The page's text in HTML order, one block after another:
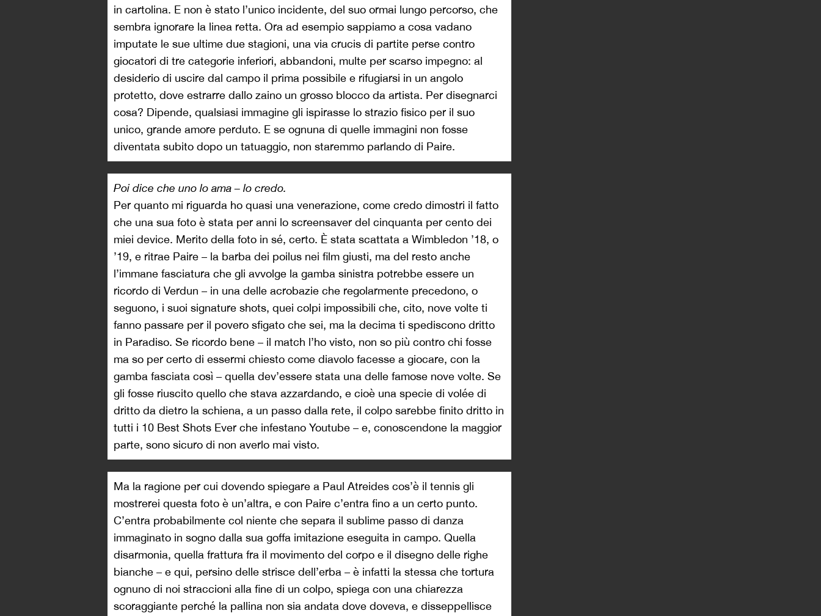
in cartolina. E non è stato l’unico incidente, del suo ormai lungo percorso, che
sembra ignorare la linea retta. Ora ad esempio sappiamo a cosa vadano
imputate le sue ultime due stagioni, una via crucis di partite perse contro
giocatori di tre categorie inferiori, abbandoni, multe per scarso impegno: al
desiderio di uscire dal campo il prima possibile e rifugiarsi in un angolo
protetto, dove estrarre dallo zaino un grosso blocco da artista. Per disegnarci
cosa? Dipende, qualsiasi immagine gli ispirasse lo strazio fisico per il suo
unico, grande amore perduto. E se ognuna di quelle immagini non fosse
diventata subito dopo un tatuaggio, non staremmo parlando di Paire.
Poi dice che uno lo ama – lo credo.
Per quanto mi riguarda ho quasi una venerazione, come credo dimostri il fatto
che una sua foto è stata per anni lo screensaver del cinquanta per cento dei
miei device. Merito della foto in sé, certo. È stata scattata a Wimbledon ’18, o
’19, e ritrae Paire – la barba dei poilus nei film giusti, ma del resto anche
l’immane fasciatura che gli avvolge la gamba sinistra potrebbe essere un
ricordo di Verdun – in una delle acrobazie che regolarmente precedono, o
seguono, i suoi signature shots, quei colpi impossibili che, cito, nove volte ti
fanno passare per il povero sfigato che sei, ma la decima ti spediscono dritto
in Paradiso. Se ricordo bene – il match l’ho visto, non so più contro chi fosse
ma so per certo di essermi chiesto come diavolo facesse a giocare, con la
gamba fasciata così – quella dev’essere stata una delle famose nove volte. Se
gli fosse riuscito quello che stava azzardando, e cioè una specie di volée di
dritto da dietro la schiena, a un passo dalla rete, il colpo sarebbe finito dritto in
tutti i 10 Best Shots Ever che infestano Youtube – e, conoscendone la maggior
parte, sono sicuro di non averlo mai visto.
Ma la ragione per cui dovendo spiegare a Paul Atreides cos’è il tennis gli
mostrerei questa foto è un’altra, e con Paire c’entra fino a un certo punto.
C’entra probabilmente col niente che separa il sublime passo di danza
immaginato in sogno dalla sua goffa imitazione eseguita in campo. Quella
disarmonia, quella frattura fra il movimento del corpo e il disegno delle righe
bianche – e qui, persino delle strisce dell’erba – è infatti la stessa che tortura
ognuno di noi straccioni alla fine di un colpo, spiega con una chiarezza
scoraggiante perché la pallina non sia andata dove doveva, e disseppellisce